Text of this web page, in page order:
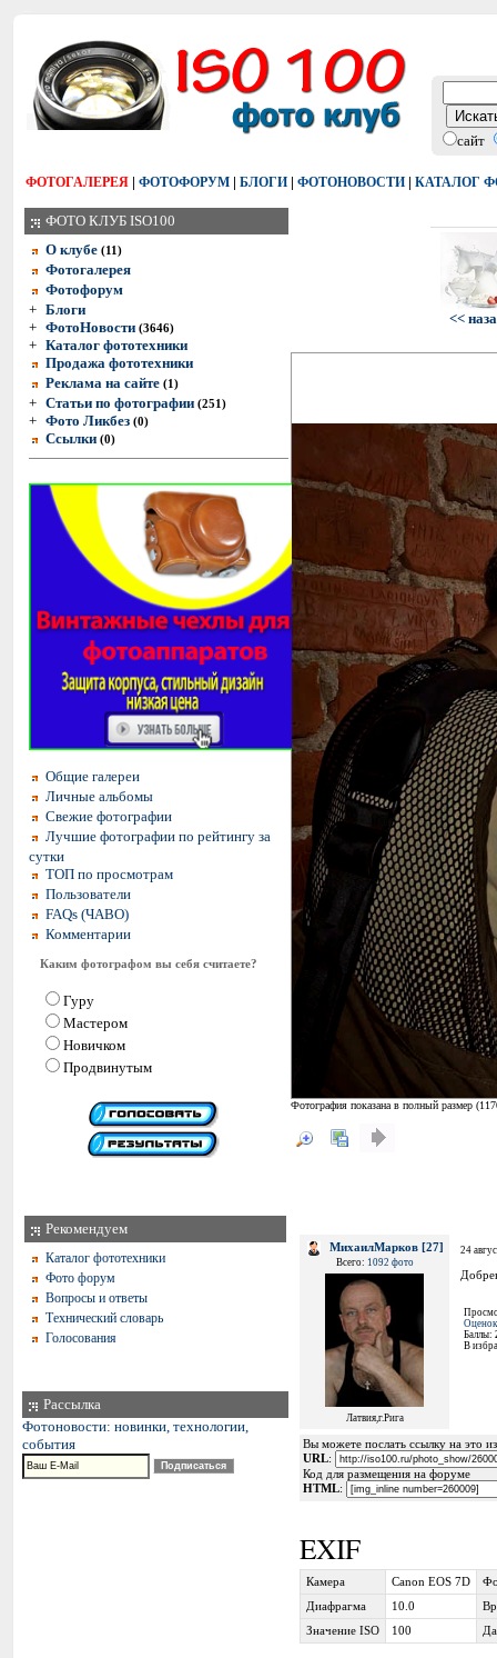
сайт
ФОТОГАЛЕРЕЯ | ФОТОФОРУМ | БЛОГИ | ФОТОНОВОСТИ | КАТАЛОГ
ФОТО КЛУБ ISO100
О клубе (11)
Фотогалерея
Фотофорум
+ Блоги
+ ФотоНовости (3646)
+ Каталог фототехники
Продажа фототехники
Реклама на сайте (1)
+ Статьи по фотографии (251)
+ Фото Ликбез (0)
Ссылки (0)
Общие галереи
Личные альбомы
Свежие фотографии
Лучшие фотографии по рейтингу за
сутки
ТОП по просмотрам
Пользователи
FAQs (ЧАВО)
Комментарии
Каким фотографом вы себя считаете?
Гуру
Мастером
Новичком
Продвинутым
Рекомендуем
Каталог фототехники
Фото форум
Вопросы и ответы
Технический словарь
Голосования
Рассылка
Фотоновости: новинки, технологии,
события
<<
Фотография показана в полный размер (
МихаилМарков [27]
Всего: 1092 фото
Латвия,г.Рига
24
Оценок
Баллы:
В
Вы можете послать ссылку на это
URL:
Код для размещения на форуме
HTML:
EXIF
Камера Canon EOS 7D
Диафрагма
10.0
Значение ISO
100